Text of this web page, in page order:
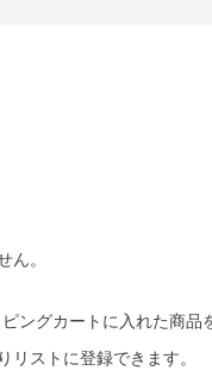
ん。
ングカートに入れた商品
ストに登録できます。